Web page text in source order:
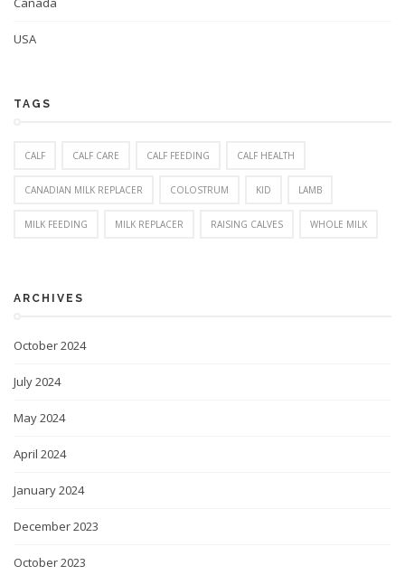
USA
TAGS
CALF CALF CARE CALF FEEDING CALF HEALTH
CANADIAN MILK REPLACER COLOSTRUM KID LAMB
MILK FEEDING MILK REPLACER RAISING CALVES WHOLE MILK
ARCHIVES
October 2024
July 2024
May 2024
April 2024
January 2024
December 2023
October 2023